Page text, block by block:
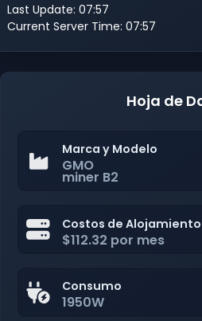
Last Update: 07:57
Current Server Time: 07:57
Hoja de
Marca y Modelo
GMO
miner B2
Costos de
$112.32 por mes
Consumo
1950W